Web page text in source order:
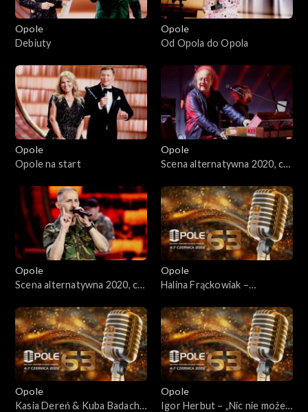
Opole 2015
Opole 2014
Opole 2013
Opole 2012
Opole 2011
Opole 2010
Opole 2009
Opole 2008
Opole 2006
Opole 2005
Opole 2004
Opole
Debiuty
Opole
Od Opola do Opola
Opole
Opole na start
Opole
Scena alternatywna 2020, cz.
Opole
Scena alternatywna 2020, cz.
Opole
Halina Frąckowiak –
Pan Alley”
Opole
Kasia Dereń & Kuba Badach
Opole
Igor Herbut – „Nic nie może